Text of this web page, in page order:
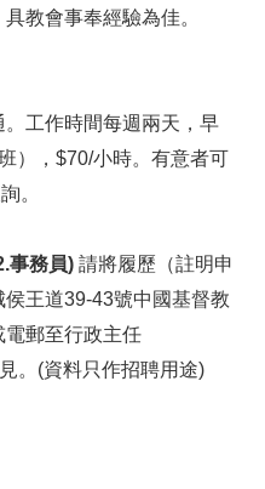
具教會事奉經驗為佳。
工作時間每週兩天，早
），$70/小時。有意者可
。
事務員) 請將履歷（註明申
王道39-43號中國基督教
郵至行政主任
。(資料只作招聘用途)